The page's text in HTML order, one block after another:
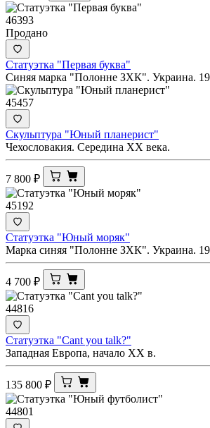
46393
Продано
Статуэтка "Первая буква"
Синяя марка "Полонне ЗХК". Украина.
45457
Скульптура "Юный планерист"
Чехословакия. Середина ХХ века.
7 800 ₽
45192
Статуэтка "Юный моряк"
Марка синяя "Полонне ЗХК". Украина.
4 700 ₽
44816
Статуэтка "Cant you talk?"
Западная Европа, начало XX в.
135 800 ₽
44801